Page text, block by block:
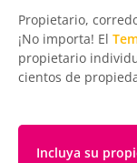
Propietario,
¡No importa! El
propietario
cientos de
Incluya su